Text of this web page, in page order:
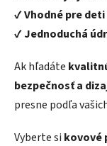
✔️Vhodné pre
✔️Jednoduchá
Ak hľadáte
bezpečnosť a
presne podľa
Vyberte si kovové